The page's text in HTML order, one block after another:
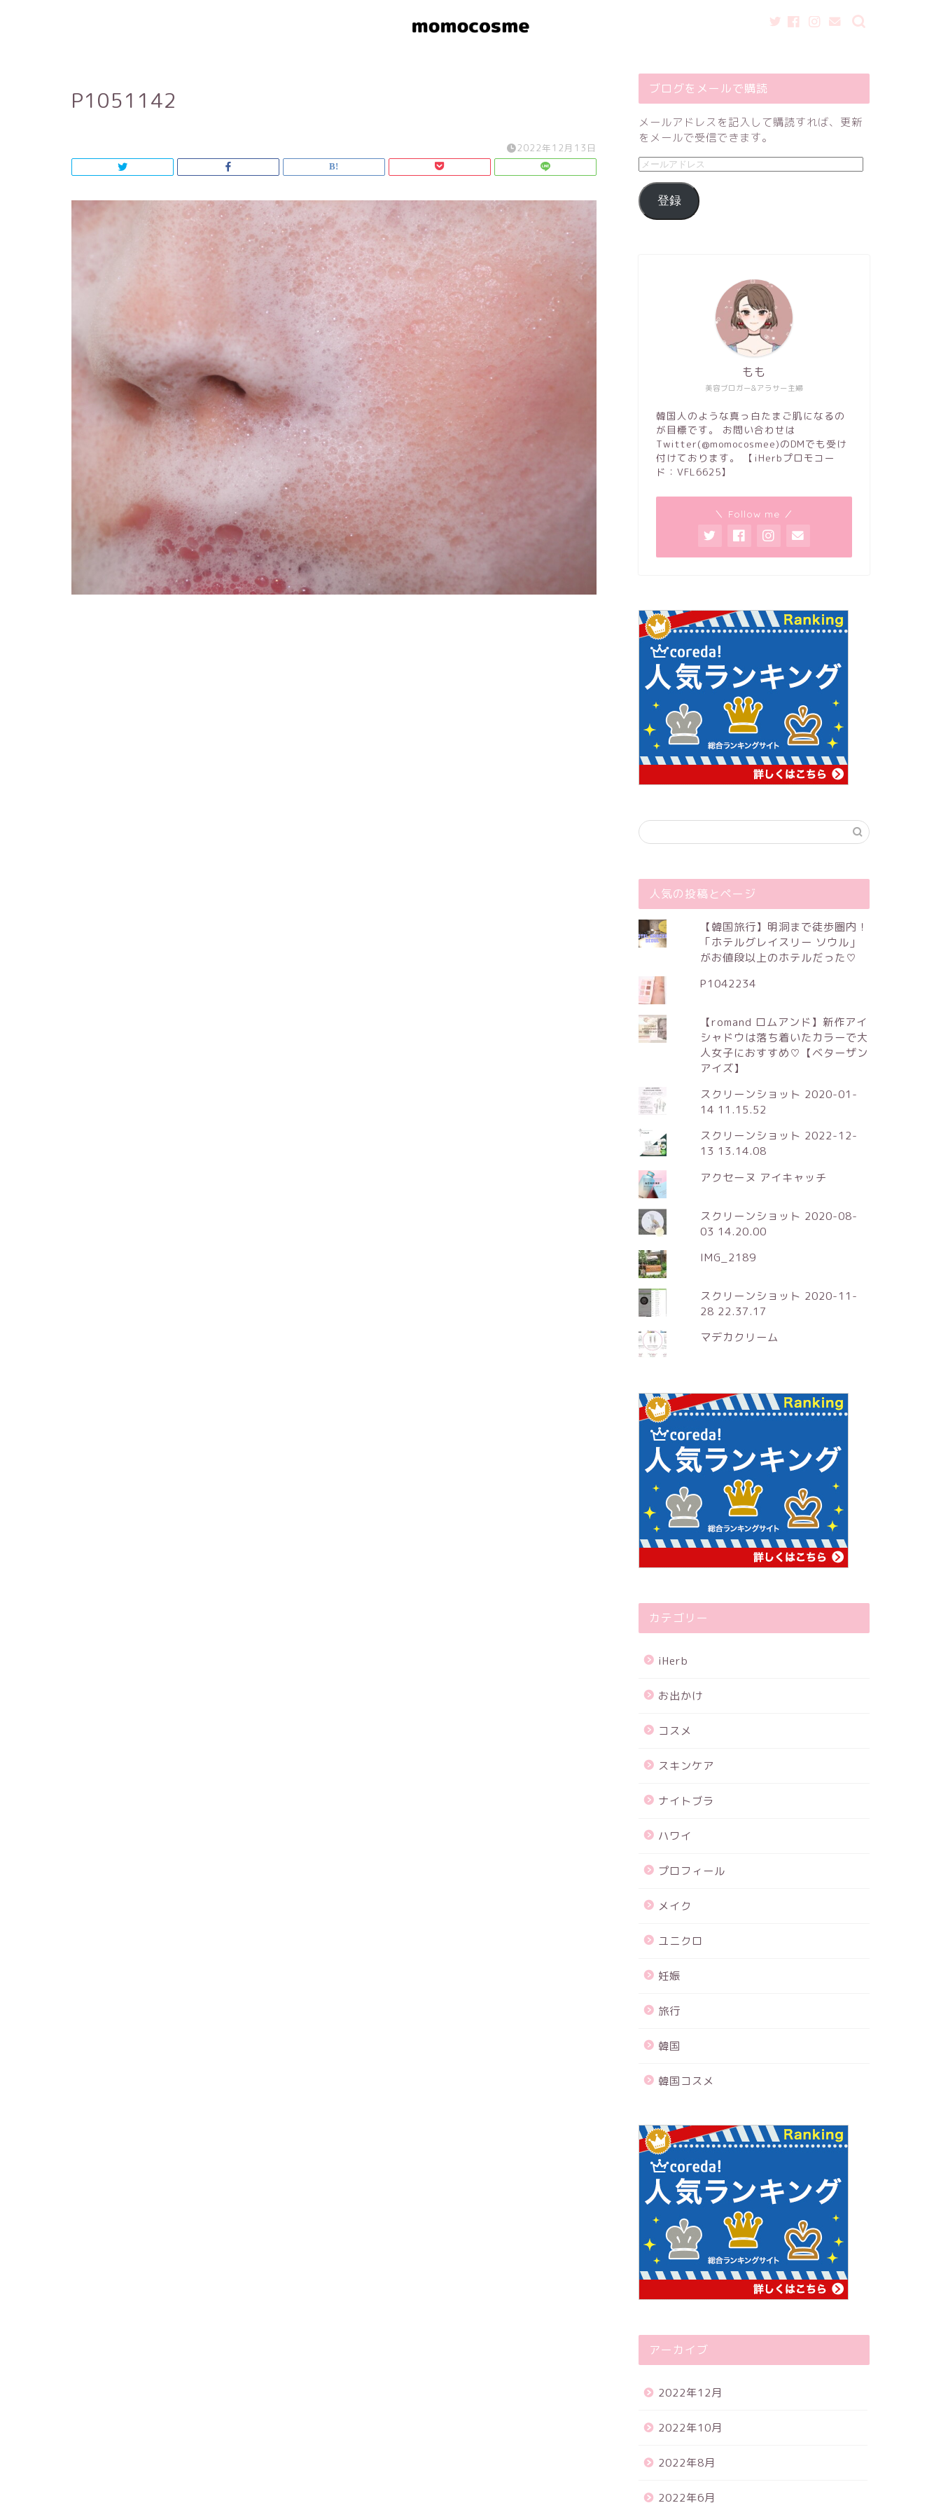
P1051142
2022年12月13日
ブログをメールで購読
メールアドレスを記入して購読すれば、更新
をメールで受信できます。
登録
美容ブロガー&アラサー主婦
もも
韓国人のような真っ白たまご肌になるの
が目標です。 お問い合わせは
Twitter(@momocosmee)のDMでも受け
付けております。 【iHerbプロモコー
ド：VFL6625】
＼ Follow me ／
人気の投稿とページ
【韓国旅行】明洞まで徒歩圏内！
「ホテルグレイスリー ソウル」
がお値段以上のホテルだった♡
P1042234
【romand ロムアンド】新作アイ
シャドウは落ち着いたカラーで大
人女子におすすめ♡【ベターザン
アイズ】
スクリーンショット 2020-01-
14 11.15.52
スクリーンショット 2022-12-
13 13.14.08
アクセーヌ アイキャッチ
スクリーンショット 2020-08-
03 14.20.00
IMG_2189
スクリーンショット 2020-11-
28 22.37.17
マデカクリーム
カテゴリー
iHerb
お出かけ
コスメ
スキンケア
ナイトブラ
ハワイ
プロフィール
メイク
ユニクロ
妊娠
旅行
韓国
韓国コスメ
アーカイブ
2022年12月
2022年10月
2022年8月
2022年6月